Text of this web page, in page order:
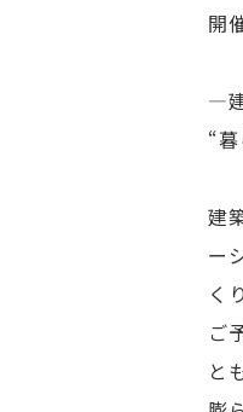
開
—
“
建
ー
く
ご
と